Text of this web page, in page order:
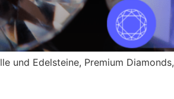
und Edelsteine, Premium Diamonds,